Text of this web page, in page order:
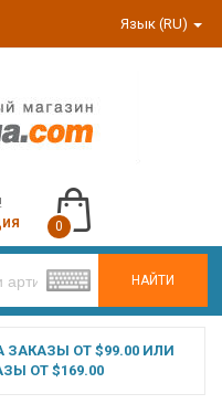
Язык (RU)
НАЙТИ
0
ОТ $99.00 ИЛИ
ОТ $169.00